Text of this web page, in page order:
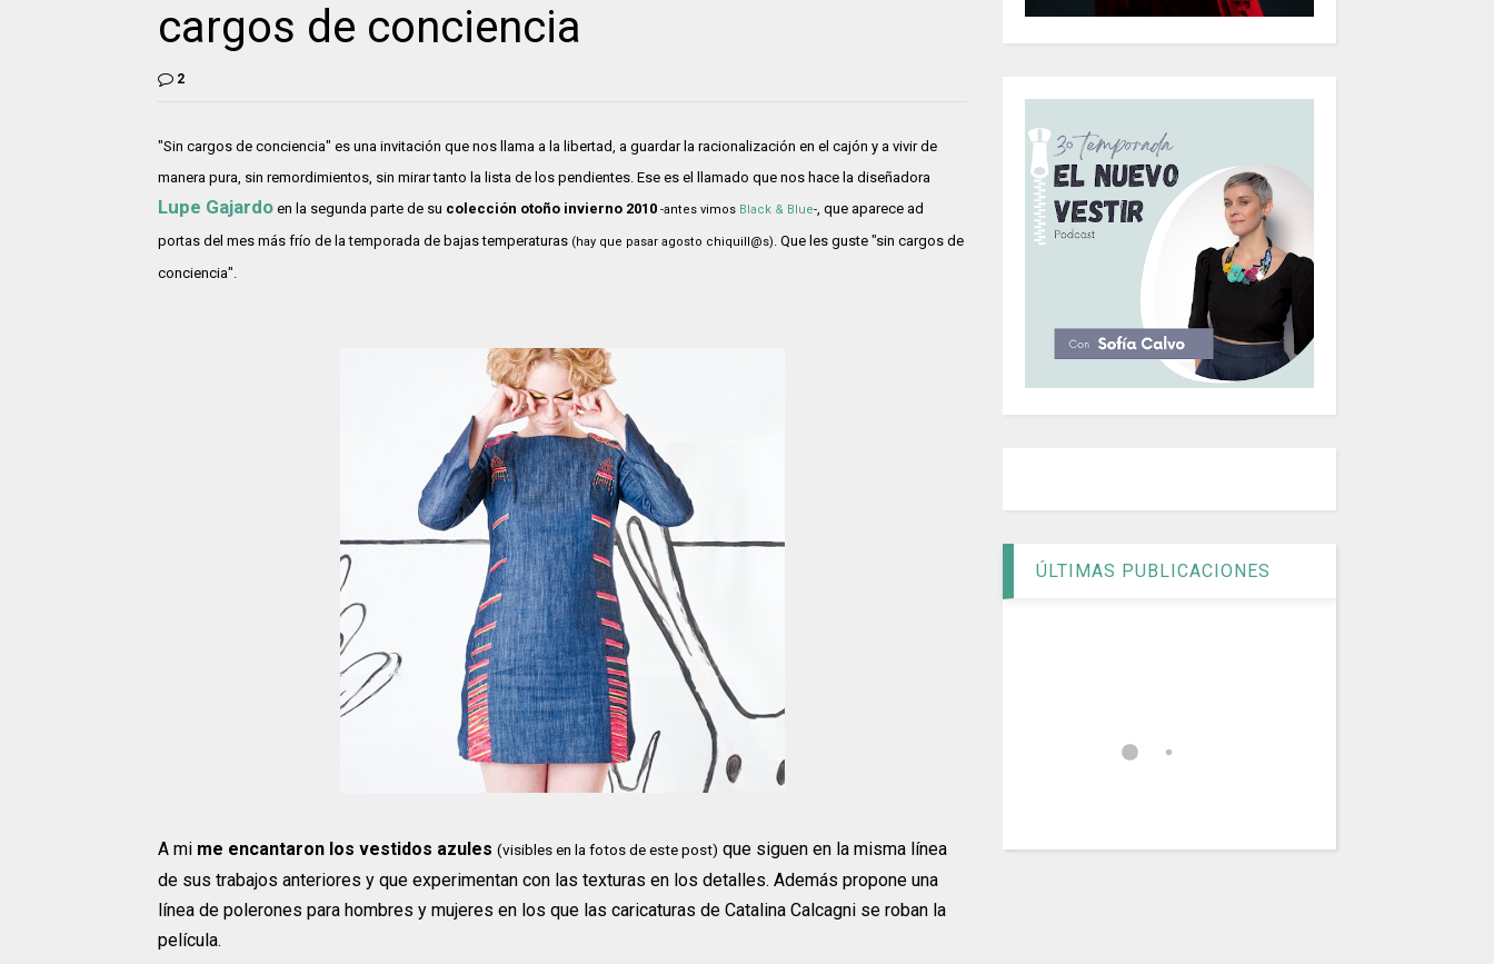
cargos de conciencia
2
"Sin cargos de conciencia" es una invitación que nos llama a la libertad, a guardar la racionalización en el cajón y a vivir de
manera pura, sin remordimientos, sin mirar tanto la lista de los pendientes. Ese es el llamado que nos hace la diseñadora
Lupe Gajardo en la segunda parte de su colección otoño invierno 2010 -antes vimos Black & Blue-, que aparece ad
portas del mes más frío de la temporada de bajas temperaturas (hay que pasar agosto chiquill@s). Que les guste "sin cargos de
conciencia".
A mi me encantaron los vestidos azules (visibles en la fotos de este post) que siguen en la misma línea
de sus trabajos anteriores y que experimentan con las texturas en los detalles. Además propone una
línea de polerones para hombres y mujeres en los que las caricaturas de Catalina Calcagni se roban la
película.
ÚLTIMAS PUBLICACIONES